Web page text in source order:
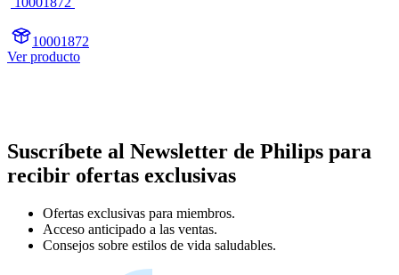
10001872
Ver producto
Suscríbete al Newsletter de Philips para
recibir ofertas exclusivas
Ofertas exclusivas para miembros.
Acceso anticipado a las ventas.
Consejos sobre estilos de vida saludables.